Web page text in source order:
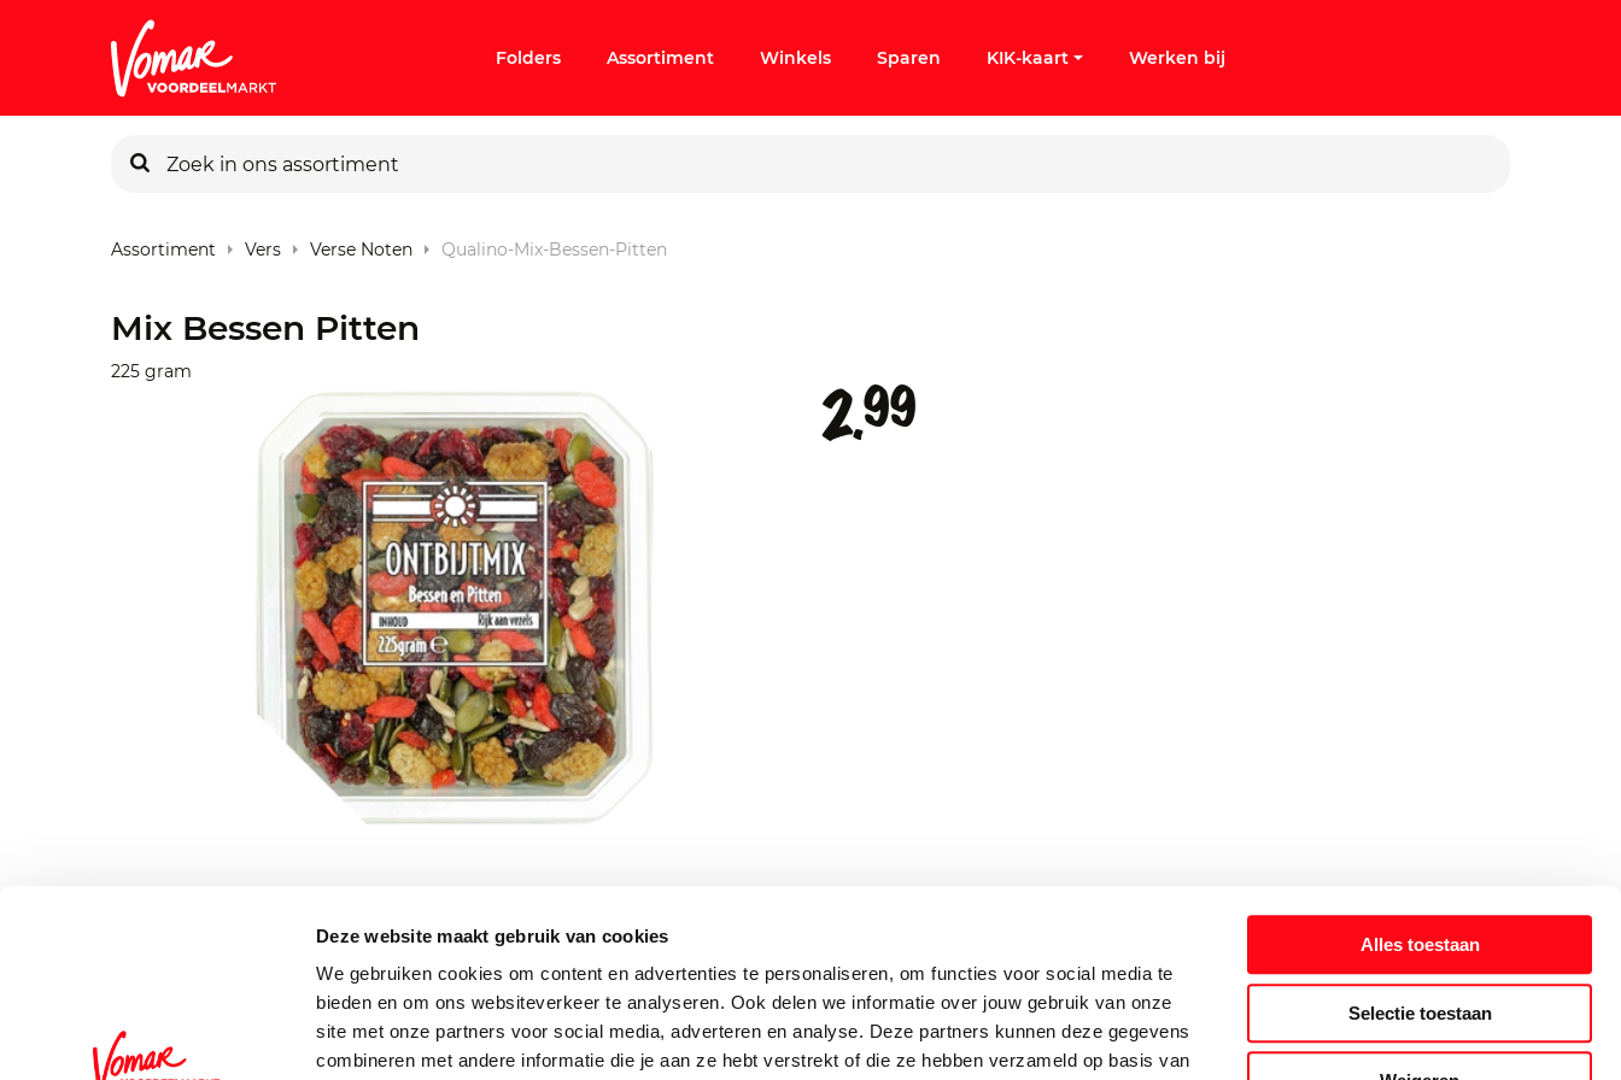
Deze website maakt gebruik van cookies
We gebruiken cookies om content en advertenties te personaliseren, om functies voor social media te
bieden en om ons websiteverkeer te analyseren. Ook delen we informatie over jouw gebruik van onze
site met onze partners voor social media, adverteren en analyse. Deze partners kunnen deze gegevens
combineren met andere informatie die je aan ze hebt verstrekt of die ze hebben verzameld op basis van
Alles toestaan
Selectie toestaan
Pincode vergeten
Folders Assortiment Winkels Sparen KIK-kaart Werken bij
Assortiment Vers Verse Noten Qualino-Mix-Bessen-Pitten
Mix Bessen Pitten
225 gram
2.99
Schrijf je in voor de Vomar nieuwsbrief